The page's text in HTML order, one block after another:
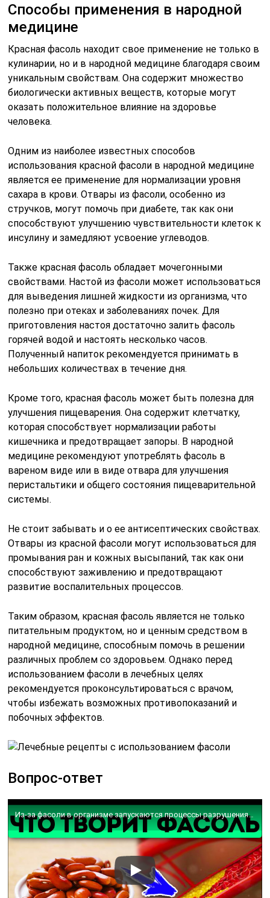
Способы применения в народной
медицине
Красная фасоль находит свое применение не только в
кулинарии, но и в народной медицине благодаря своим
уникальным свойствам. Она содержит множество
биологически активных веществ, которые могут
оказать положительное влияние на здоровье
человека.
Одним из наиболее известных способов
использования красной фасоли в народной медицине
является ее применение для нормализации уровня
сахара в крови. Отвары из фасоли, особенно из
стручков, могут помочь при диабете, так как они
способствуют улучшению чувствительности клеток к
инсулину и замедляют усвоение углеводов.
Также красная фасоль обладает мочегонными
свойствами. Настой из фасоли может использоваться
для выведения лишней жидкости из организма, что
полезно при отеках и заболеваниях почек. Для
приготовления настоя достаточно залить фасоль
горячей водой и настоять несколько часов.
Полученный напиток рекомендуется принимать в
небольших количествах в течение дня.
Кроме того, красная фасоль может быть полезна для
улучшения пищеварения. Она содержит клетчатку,
которая способствует нормализации работы
кишечника и предотвращает запоры. В народной
медицине рекомендуют употреблять фасоль в
вареном виде или в виде отвара для улучшения
перистальтики и общего состояния пищеварительной
системы.
Не стоит забывать и о ее антисептических свойствах.
Отвары из красной фасоли могут использоваться для
промывания ран и кожных высыпаний, так как они
способствуют заживлению и предотвращают
развитие воспалительных процессов.
Таким образом, красная фасоль является не только
питательным продуктом, но и ценным средством в
народной медицине, способным помочь в решении
различных проблем со здоровьем. Однако перед
использованием фасоли в лечебных целях
рекомендуется проконсультироваться с врачом,
чтобы избежать возможных противопоказаний и
побочных эффектов.
Вопрос-ответ
Из-за фасоли в организме запускаются процессы разрушения и восстановления! Варёная фасоль